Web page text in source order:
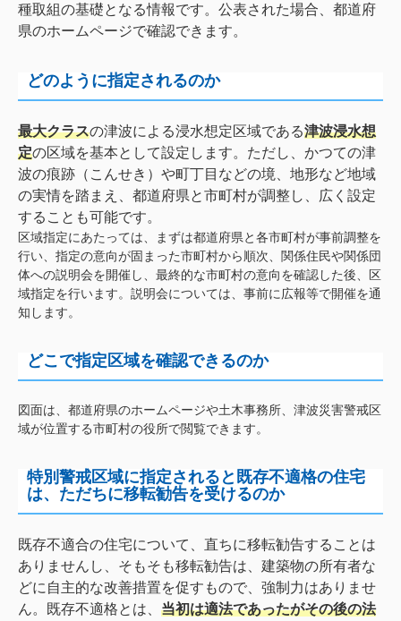
種取組の基礎となる情報です。公表された場合、都道府
県のホームページで確認できます。
どのように指定されるのか
最大クラスの津波による浸水想定区域である津波浸水想
定の区域を基本として設定します。ただし、かつての津
波の痕跡（こんせき）や町丁目などの境、地形など地域
の実情を踏まえ、都道府県と市町村が調整し、広く設定
することも可能です。
区域指定にあたっては、まずは都道府県と各市町村が事前調整を
行い、指定の意向が固まった市町村から順次、関係住民や関係団
体への説明会を開催し、最終的な市町村の意向を確認した後、区
域指定を行います。説明会については、事前に広報等で開催を通
知します。
どこで指定区域を確認できるのか
図面は、都道府県のホームページや土木事務所、津波災害警戒区
域が位置する市町村の役所で閲覧できます。
特別警戒区域に指定されると既存不適格の住宅
は、ただちに移転勧告を受けるのか
既存不適合の住宅について、直ちに移転勧告することは
ありませんし、そもそも移転勧告は、建築物の所有者な
どに自主的な改善措置を促すもので、強制力はありませ
ん。既存不適格とは、 当初は適法であったがその後の法